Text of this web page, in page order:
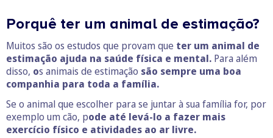
Porquê ter um animal de estimação?
Muitos são os estudos que provam que ter um animal de
estimação ajuda na saúde física e mental. Para além
disso, os animais de estimação são sempre uma boa
companhia para toda a família.
Se o animal que escolher para se juntar à sua família for, por
exemplo um cão, pode até levá-lo a fazer mais
exercício físico e atividades ao ar livre.